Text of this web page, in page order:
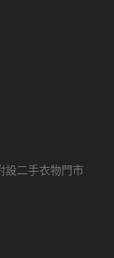
設二手衣物門市